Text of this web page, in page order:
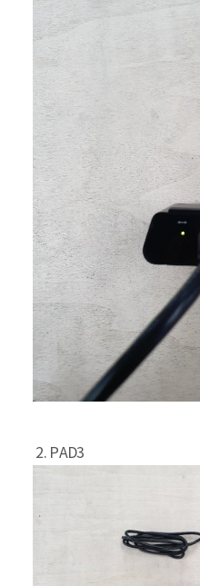
2. PAD3